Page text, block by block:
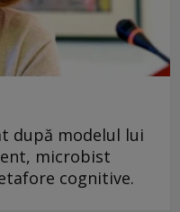
după modelul lui
microbist
cognitive.